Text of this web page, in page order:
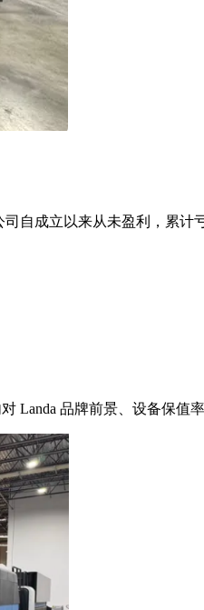
自成立以来从未盈利，累计
品牌前景、设备保值率